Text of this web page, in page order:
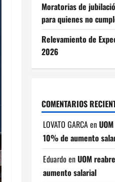
Moratorias de
para quienes no
Relevamiento de
2026
COMENTARIOS
LOVATO GARCAen
10% de aumento
Eduardo enUOM
aumento salarial